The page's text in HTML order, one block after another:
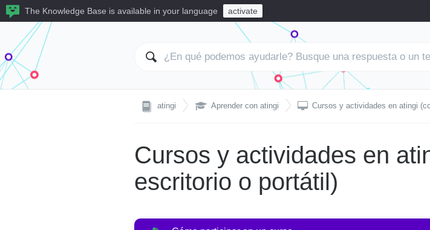
The Knowledge Base is available in your language activate
atingi  Aprender con atingi  Cursos y actividades en atingi
Cursos y actividades en
escritorio o portátil)